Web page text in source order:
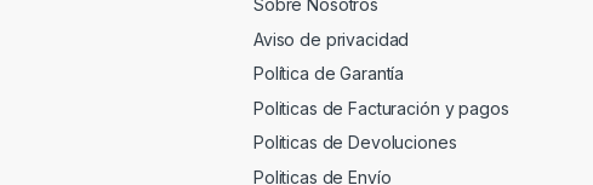
Sobre Nosotros
Aviso de privacidad
Política de Garantía
Politicas de Facturación y pagos
Politicas de Devoluciones
Politicas de Envío